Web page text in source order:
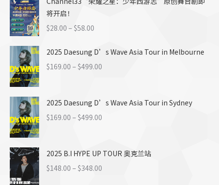
将开启！
$28.00 – $58.00
范
围：
$58.00
2025 Daesung D’s Wave Asia Tour in Melbourne
$169.00 – $499.00
围：
2025 Daesung D’s Wave Asia Tour in Sydney
$169.00 – $499.00
围：
2025 B.I HYPE UP TOUR 奥克兰站
$148.00 – $348.00